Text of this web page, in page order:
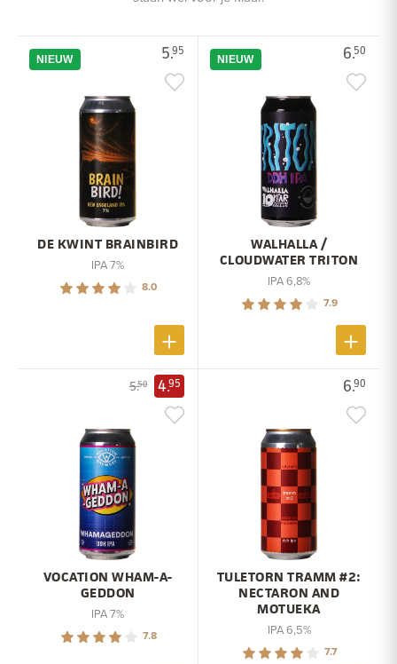
5.95
NIEUW
DE KWINT BRAINBIRD
IPA 7%
8.0
6.50
NIEUW
WALHALLA /
CLOUDWATER TRITON
IPA 6,8%
7.9
5.50 4.95
VOCATION WHAM-A-
GEDDON
IPA 7%
7.8
6.90
TULETORN TRAMM #2:
NECTARON AND
MOTUEKA
IPA 6,5%
7.7